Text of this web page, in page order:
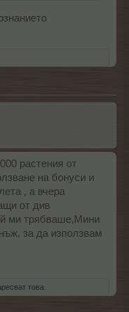
растения от
на бонуси и
, а вчера
от див
ми трябваше,Мини
за да използвам
това.